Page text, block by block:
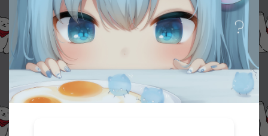
资源下载
此资源下载价格为 30 星钻，请先 登录
收藏 (0) 打赏 点赞 (0)